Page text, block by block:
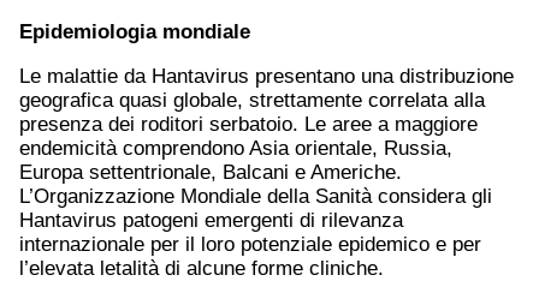
Epidemiologia mondiale
Le malattie da Hantavirus presentano una distribuzione
geografica quasi globale, strettamente correlata alla
presenza dei roditori serbatoio. Le aree a maggiore
endemicità comprendono Asia orientale, Russia,
Europa settentrionale, Balcani e Americhe.
L’Organizzazione Mondiale della Sanità considera gli
Hantavirus patogeni emergenti di rilevanza
internazionale per il loro potenziale epidemico e per
l’elevata letalità di alcune forme cliniche.